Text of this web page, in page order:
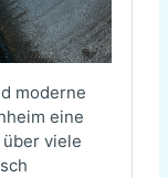
moderne
eine
viele